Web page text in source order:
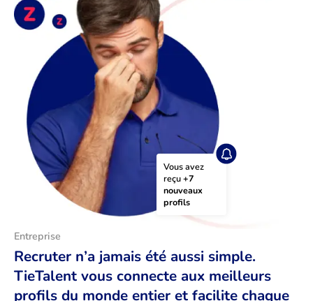
Vous avez
reçu +7
nouveaux
profils
Entreprise
Recruter n’a jamais été aussi simple.
TieTalent vous connecte aux meilleurs
profils du monde entier et facilite chaque